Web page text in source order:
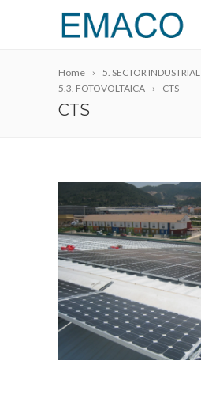
Home
5. SECTOR INDUSTRIAL
5.3. FOTOVOLTAICA
CTS
CTS